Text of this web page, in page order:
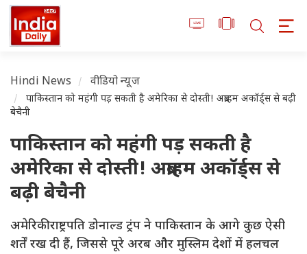
Hindi News वीडियो न्यूज
पाकिस्तान को महंगी पड़ सकती है अमेरिका से दोस्ती! अब्राहम अकॉर्ड्स से बढ़ी
बेचैनी
पाकिस्तान को महंगी पड़ सकती है
अमेरिका से दोस्ती! अब्राहम अकॉर्ड्स से
बढ़ी बेचैनी
अमेरिकी राष्ट्रपति डोनाल्ड ट्रंप ने पाकिस्तान के आगे कुछ ऐसी
शर्तें रख दी हैं, जिससे पूरे अरब और मुस्लिम देशों में हलचल